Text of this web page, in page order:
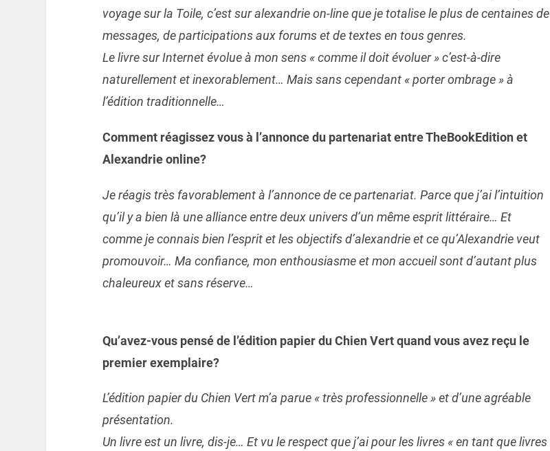
voyage sur la Toile, c’est sur alexandrie on-line que je totalise le plus de centaines de
messages, de participations aux forums et de textes en tous genres.
Le livre sur Internet évolue à mon sens « comme il doit évoluer » c’est-à-dire
naturellement et inexorablement… Mais sans cependant « porter ombrage » à
l’édition traditionnelle…
Comment réagissez vous à l’annonce du partenariat entre TheBookEdition et
Alexandrie online?
Je réagis très favorablement à l’annonce de ce partenariat. Parce que j’ai l’intuition
qu’il y a bien là une alliance entre deux univers d’un même esprit littéraire… Et
comme je connais bien l’esprit et les objectifs d’alexandrie et ce qu’Alexandrie veut
promouvoir… Ma confiance, mon enthousiasme et mon accueil sont d’autant plus
chaleureux et sans réserve…
Qu’avez-vous pensé de l’édition papier du Chien Vert quand vous avez reçu le
premier exemplaire?
L’édition papier du Chien Vert m’a parue « très professionnelle » et d’une agréable
présentation.
Un livre est un livre, dis-je… Et vu le respect que j’ai pour les livres « en tant que livres